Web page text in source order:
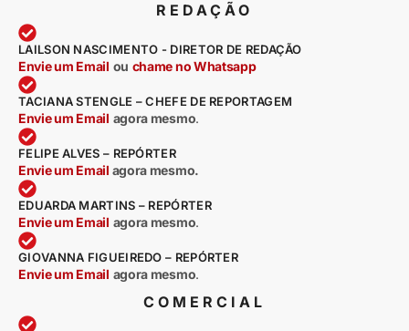
REDAÇÃO
LAILSON NASCIMENTO - DIRETOR DE REDAÇÃO
Envie um Email ou chame no Whatsapp
TACIANA STENGLE – CHEFE DE REPORTAGEM
Envie um Email agora mesmo.
FELIPE ALVES – REPÓRTER
Envie um Email agora mesmo.
EDUARDA MARTINS – REPÓRTER
Envie um Email agora mesmo.
GIOVANNA FIGUEIREDO – REPÓRTER
Envie um Email agora mesmo.
COMERCIAL